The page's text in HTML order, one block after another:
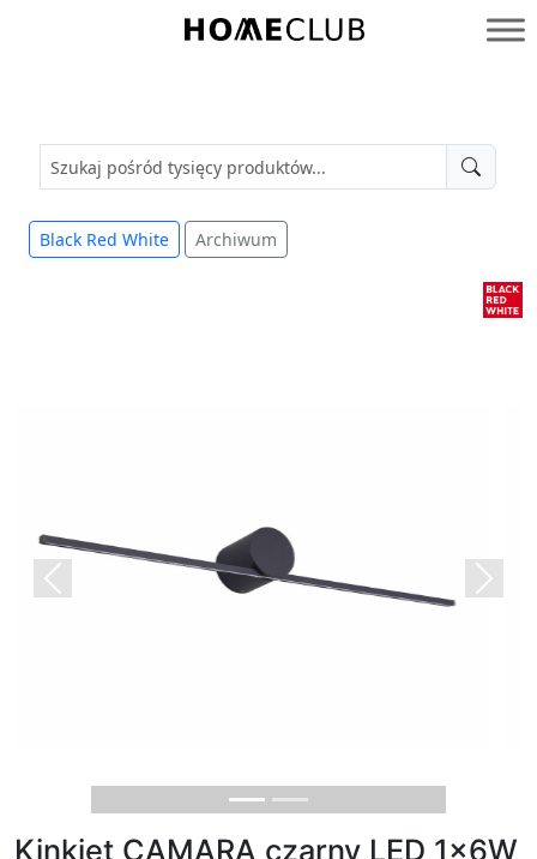
Homeclub
Black Red White Archiwum
Previous Next
Kinkiet CAMARA czarny LED 1x6W